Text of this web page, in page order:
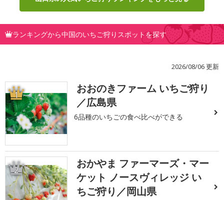
ランキングから中国のいちご狩りスポットを探す
2026/08/06 更新
1
おおのきファーム いちご狩り
／広島県
6品種のいちごの食べ比べができる
2
おかやま ファーマーズ・マー
ケット ノースヴィレッジ い
ちご狩り／岡山県